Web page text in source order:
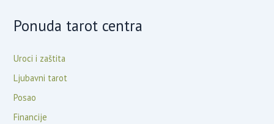
Ponuda tarot centra
Uroci i zaštita
Ljubavni tarot
Posao
Financije